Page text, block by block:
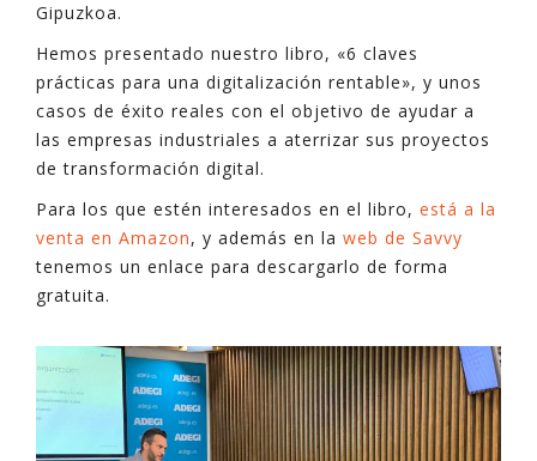
Gipuzkoa.
Hemos presentado nuestro libro, «6 claves
prácticas para una digitalización rentable», y unos
casos de éxito reales con el objetivo de ayudar a
las empresas industriales a aterrizar sus proyectos
de transformación digital.
Para los que estén interesados en el libro, está a la
venta en Amazon, y además en la web de Savvy
tenemos un enlace para descargarlo de forma
gratuita.